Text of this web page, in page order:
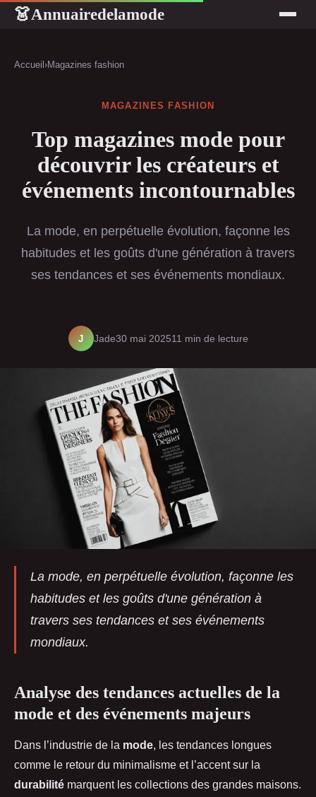
👗Annuairedelamode
Accueil ›Magazines fashion
MAGAZINES FASHION
Top magazines mode pour
découvrir les créateurs et
événements incontournables
La mode, en perpétuelle évolution, façonne les
habitudes et les goûts d'une génération à travers
ses tendances et ses événements mondiaux.
J Jade30 mai 202511 min de lecture
La mode, en perpétuelle évolution, façonne les
habitudes et les goûts d'une génération à
travers ses tendances et ses événements
mondiaux.
Analyse des tendances actuelles de la
mode et des événements majeurs
Dans l’industrie de la mode, les tendances longues
comme le retour du minimalisme et l’accent sur la
durabilité marquent les collections des grandes maisons.